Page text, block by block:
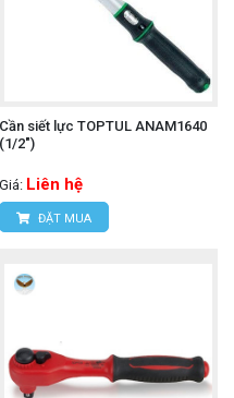
Cần siết lực TOPTUL ANAM1640
(1/2")
Giá: Liên hệ
ĐẶT MUA